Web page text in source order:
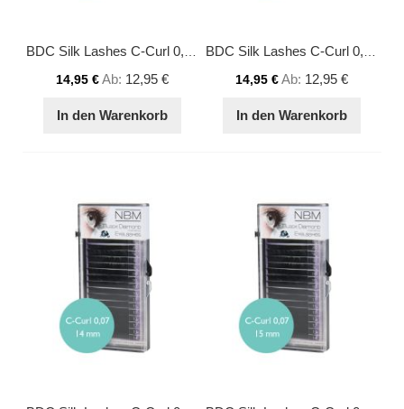
14,95 €Ab 12,95 €
In den Warenkorb
14,95 €Ab 12,95 €
In den Warenkorb